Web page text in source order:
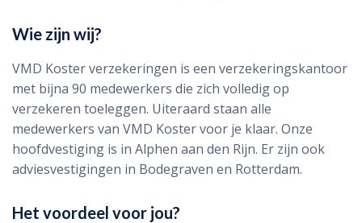
Wie zijn wij?
VMD Koster verzekeringen is een verzekeringskantoor
met bijna 90 medewerkers die zich volledig op
verzekeren toeleggen. Uiteraard staan alle
medewerkers van VMD Koster voor je klaar. Onze
hoofdvestiging is in Alphen aan den Rijn. Er zijn ook
adviesvestigingen in Bodegraven en Rotterdam.
Het voordeel voor jou?